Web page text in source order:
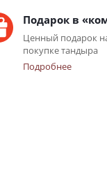
Подарок в
Ценный подарок
покупке тандыра
Подробнее